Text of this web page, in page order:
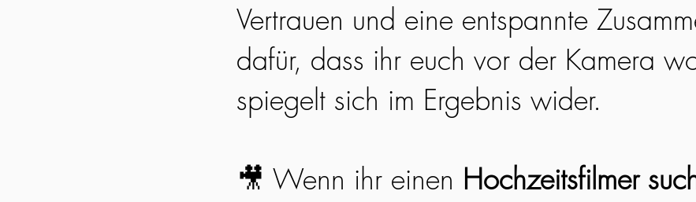
Vertrauen und eine entspannte
dafür, dass ihr euch vor der Kamera
spiegelt sich im Ergebnis wider.
🎥 Wenn ihr einen Hochzeitsfilmer